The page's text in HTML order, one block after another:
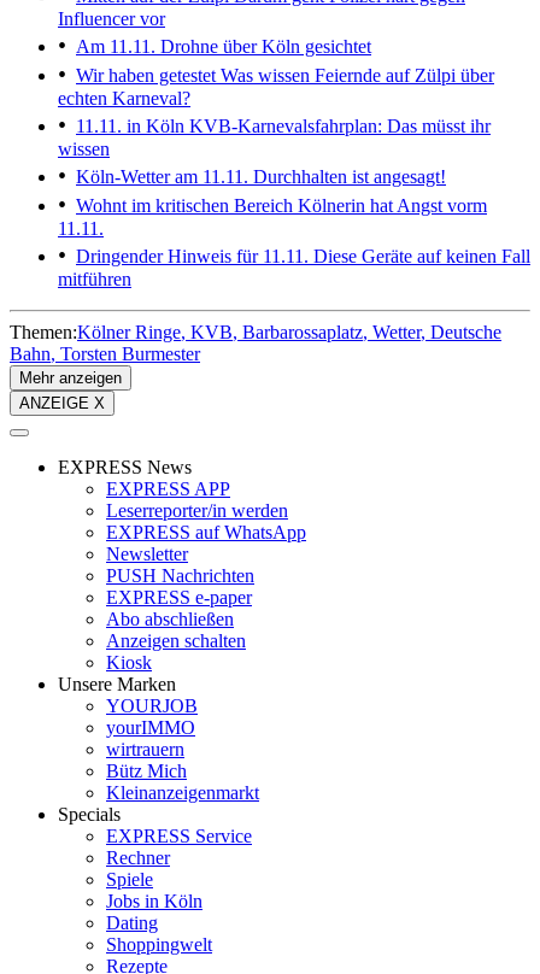
Influencer vor
Am 11.11. Drohne über Köln gesichtet
Wir haben getestet Was wissen Feiernde auf Zülpi über
echten Karneval?
11.11. in Köln KVB-Karnevalsfahrplan: Das müsst ihr
wissen
Köln-Wetter am 11.11. Durchhalten ist angesagt!
Wohnt im kritischen Bereich Kölnerin hat Angst vorm
11.11.
Dringender Hinweis für 11.11. Diese Geräte auf keinen Fall
mitführen
Themen:Kölner Ringe KVB Barbarossaplatz Wetter Deutsche
Bahn Torsten Burmester
Mehr anzeigen
ANZEIGE X
EXPRESS News
EXPRESS APP
Leserreporter/in werden
EXPRESS auf WhatsApp
Newsletter
PUSH Nachrichten
EXPRESS e-paper
Abo abschließen
Anzeigen schalten
Kiosk
Unsere Marken
YOURJOB
yourIMMO
wirtrauern
Bütz Mich
Kleinanzeigenmarkt
Specials
EXPRESS Service
Rechner
Spiele
Jobs in Köln
Dating
Shoppingwelt
Rezepte